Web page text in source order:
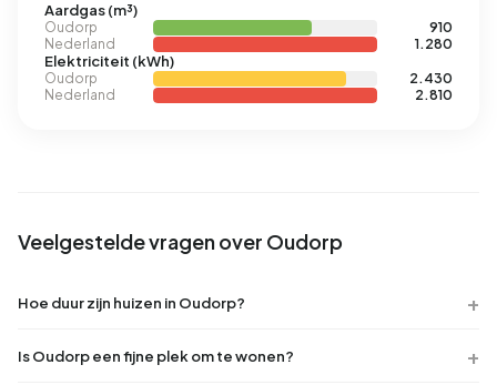
Aardgas (m³)
Oudorp
910
Nederland
1.280
Elektriciteit (kWh)
Oudorp
2.430
Nederland
2.810
Veelgestelde vragen over Oudorp
Hoe duur zijn huizen in Oudorp?
Is Oudorp een fijne plek om te wonen?